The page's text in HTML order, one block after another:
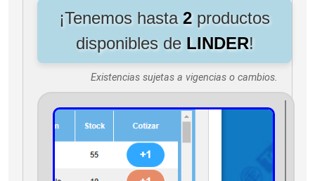
¡Tenemos hasta 2productos
disponibles de LINDER!
Existencias sujetas a vigencias o cambios.